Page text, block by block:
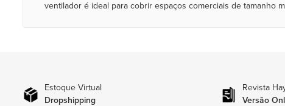
ventilador é ideal para cobrir espaços comerciais de tamanho
Estoque Virtual
Dropshipping
Revista
Versão